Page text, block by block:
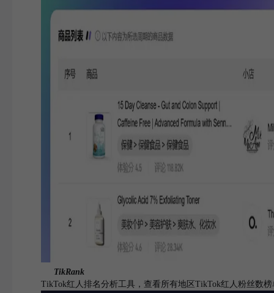
TikRank
TikTok红人排名分析工具，查看所有地区TikTok红人粉丝数